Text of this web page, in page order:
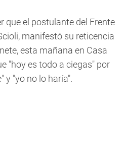
que el postulante del Frente
manifestó su reticencia
esta mañana en Casa
"hoy es todo a ciegas" por
y "yo no lo haría".